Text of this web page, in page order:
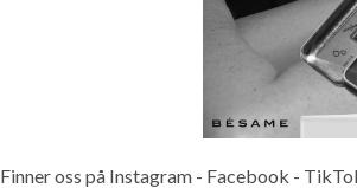
Finner oss på Instagram - Facebook -